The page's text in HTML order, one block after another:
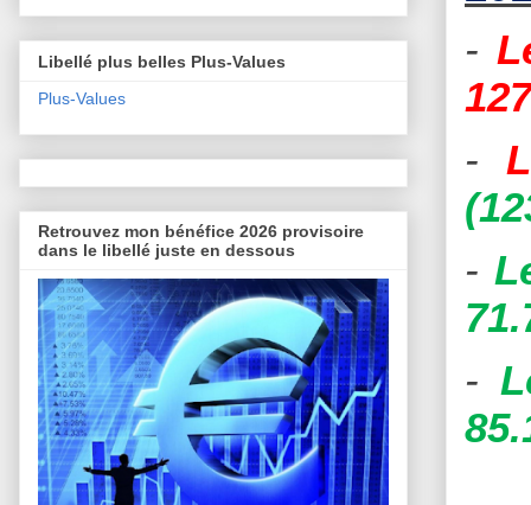
-
-
-
-
Libellé plus belles Plus-Values
Plus-Values
Retrouvez mon bénéfice 2026 provisoire
dans le libellé juste en dessous